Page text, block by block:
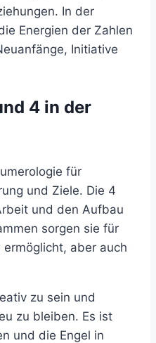
In der
Energien der Zahlen
Initiative
4 in der
für
und Ziele. Die 4
und den Aufbau
sorgen sie für
aber auch
zu sein und
zu bleiben. Es ist
und die Engel in